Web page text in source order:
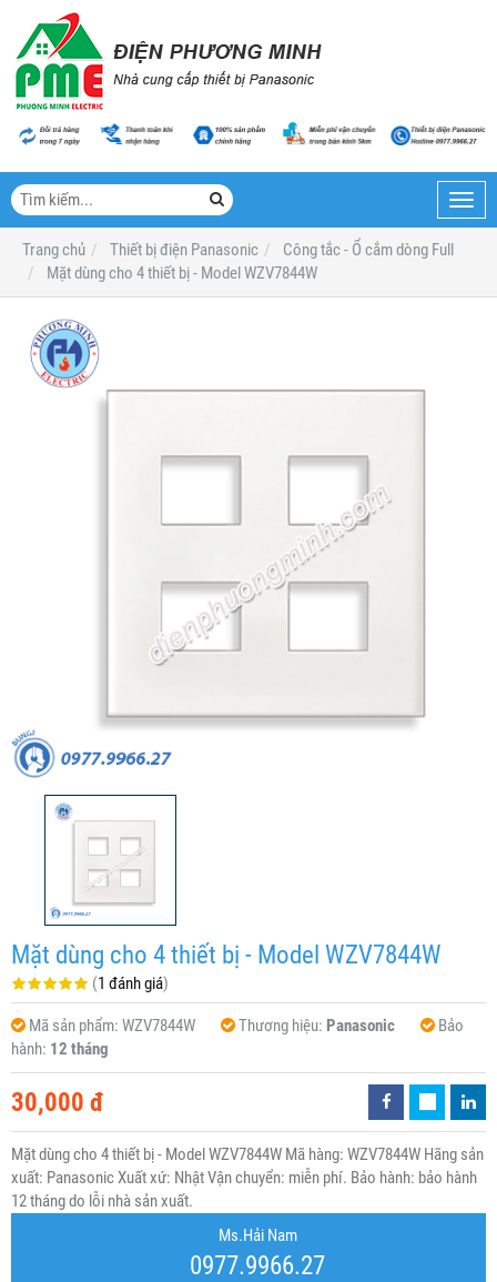
Trang chủ
Thiết bị điện Panasonic
Công tắc - Ổ cắm dòng Full
Mặt dùng cho 4 thiết bị - Model WZV7844W
Mặt dùng cho 4 thiết bị - Model WZV7844W
(1 đánh giá)
Mã sản phẩm: WZV7844W Thương hiệu: Panasonic
Bảo
hành: 12 tháng
30,000 đ
Mặt dùng cho 4 thiết bị - Model WZV7844W Mã hàng: WZV7844W Hãng sản
xuất: Panasonic Xuất xứ: Nhật Vận chuyển: miễn phí. Bảo hành: bảo hành
12 tháng do lỗi nhà sản xuất.
Ms.Hải Nam
0977.9966.27